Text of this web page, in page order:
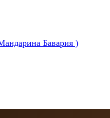
Бавария )